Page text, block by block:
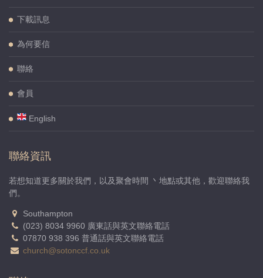
下載訊息
為何要信
聯絡
會員
English
聯絡資訊
若想知道更多關於我們，以及聚會時間 丶地點或其他，歡迎聯絡我
們。
Southampton
(023) 8034 9960 廣東話與英文聯絡電話
07870 938 396 普通話與英文聯絡電話
church@sotonccf.co.uk